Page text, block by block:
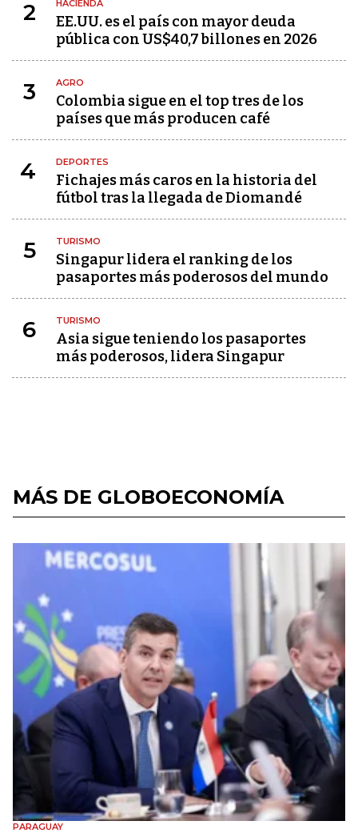
2 HACIENDA
EE.UU. es el país con mayor deuda
pública con US$40,7 billones en 2026
3 AGRO
Colombia sigue en el top tres de los
países que más producen café
4 DEPORTES
Fichajes más caros en la historia del
fútbol tras la llegada de Diomandé
5 TURISMO
Singapur lidera el ranking de los
pasaportes más poderosos del mundo
6 TURISMO
Asia sigue teniendo los pasaportes
más poderosos, lidera Singapur
MÁS DE GLOBOECONOMÍA
PARAGUAY